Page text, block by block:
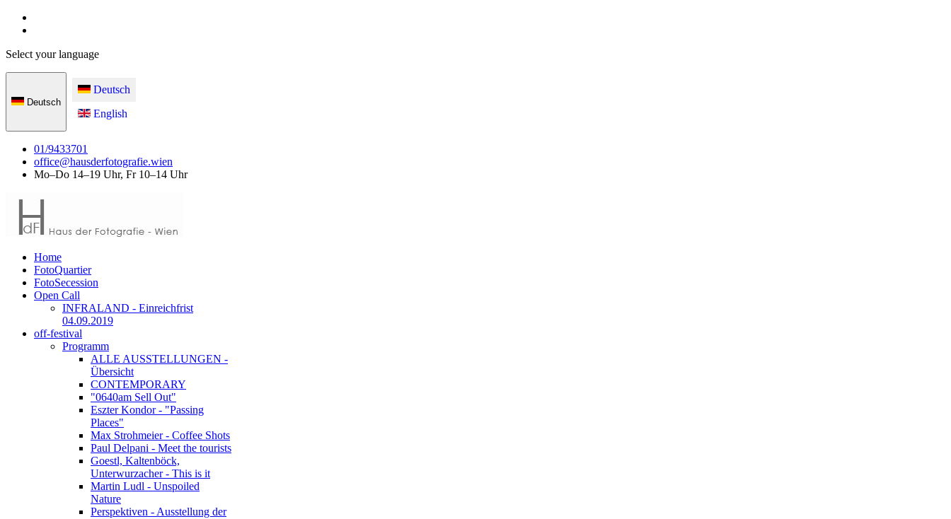
Select your language
Deutsch
Deutsch
English
01/9433701
office@hausderfotografie.wien
Mo–Do 14–19 Uhr, Fr 10–14 Uhr
Home
FotoQuartier
FotoSecession
Open Call
INFRALAND - Einreichfrist
04.09.2019
off-festival
Programm
ALLE AUSSTELLUNGEN -
Übersicht
CONTEMPORARY
"0640am Sell Out"
Eszter Kondor - "Passing
Places"
Max Strohmeier - Coffee Shots
Paul Delpani - Meet the tourists
Goestl, Kaltenböck,
Unterwurzacher - This is it
Martin Ludl - Unspoiled
Nature
Perspektiven - Ausstellung der